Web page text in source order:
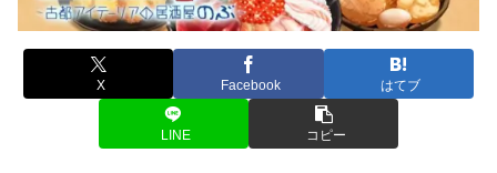
X Facebook はてブ
LINE コピー